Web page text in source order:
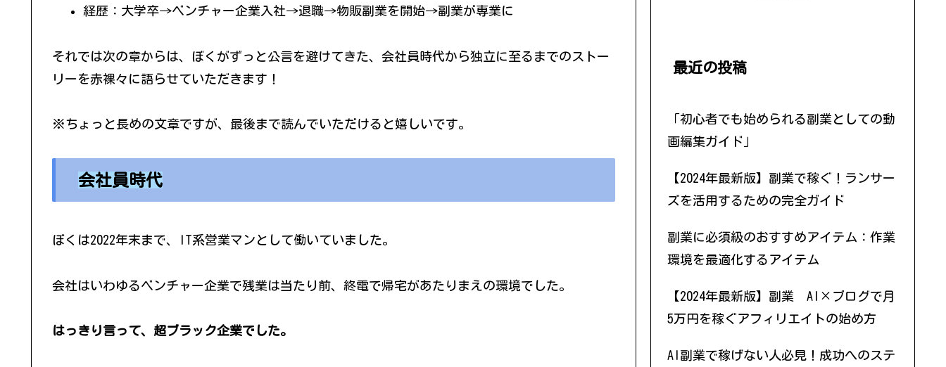
経歴：大学卒→ベンチャー企業入社→退職→物販副業を開始→副業が専業に
それでは次の章からは、ぼくがずっと公言を避けてきた、会社員時代から独立に至るまでのストー
リーを赤裸々に語らせていただきます！
※ちょっと長めの文章ですが、最後まで読んでいただけると嬉しいです。
会社員時代
ぼくは2022年末まで、IT系営業マンとして働いていました。
会社はいわゆるベンチャー企業で残業は当たり前、終電で帰宅があたりまえの環境でした。
はっきり言って、超ブラック企業でした。
最近の投稿
「初心者でも始められる副業としての動
画編集ガイド」
【2024年最新版】副業で稼ぐ！ランサー
ズを活用するための完全ガイド
副業に必須級のおすすめアイテム：作業
環境を最適化するアイテム
【2024年最新版】副業 AI×ブログで月
5万円を稼ぐアフィリエイトの始め方
AI副業で稼げない人必見！成功へのステ